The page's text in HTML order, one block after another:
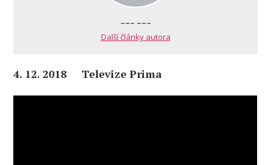
--- ---
Další články autora
4. 12. 2018 Televize Prima